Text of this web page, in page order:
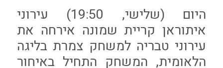
היום (שלישי, 19:50) עירוני
איתוראן קריית שמונה אירחה את
עירוני טבריה למשחק צמרת בליגה
הלאומית, המשחק התחיל באיחור